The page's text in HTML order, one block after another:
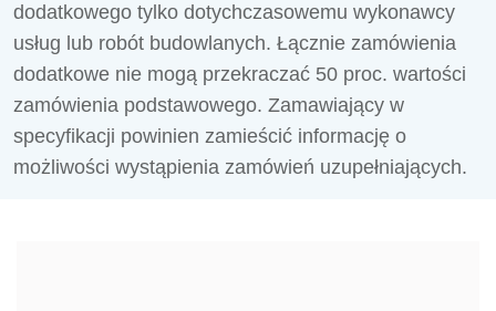
dodatkowego tylko dotychczasowemu wykonawcy
usług lub robót budowlanych. Łącznie zamówienia
dodatkowe nie mogą przekraczać 50 proc. wartości
zamówienia podstawowego. Zamawiający w
specyfikacji powinien zamieścić informację o
możliwości wystąpienia zamówień uzupełniających.